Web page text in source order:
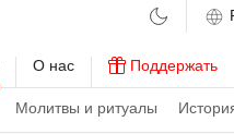
Молитвы и ритуалы
О нас Поддержать